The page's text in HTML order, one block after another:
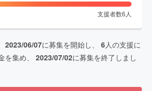
支援者数6 人
2023/06/07に募集を開始し、 6人の支援に
を集め、 2023/07/02に募集を終了しまし